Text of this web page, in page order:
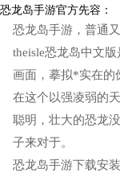
恐龙岛手游官方先容：
恐龙岛手游，普通又
theisle恐龙岛中文
画面，摹拟*实在的
在这个以强凌弱的
聪明，壮大的恐龙
子来对于。
恐龙岛手游下载安